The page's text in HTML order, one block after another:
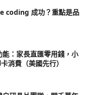
coding 成功？重點是品
：家長直匯零用錢，小
消費（美國先行）